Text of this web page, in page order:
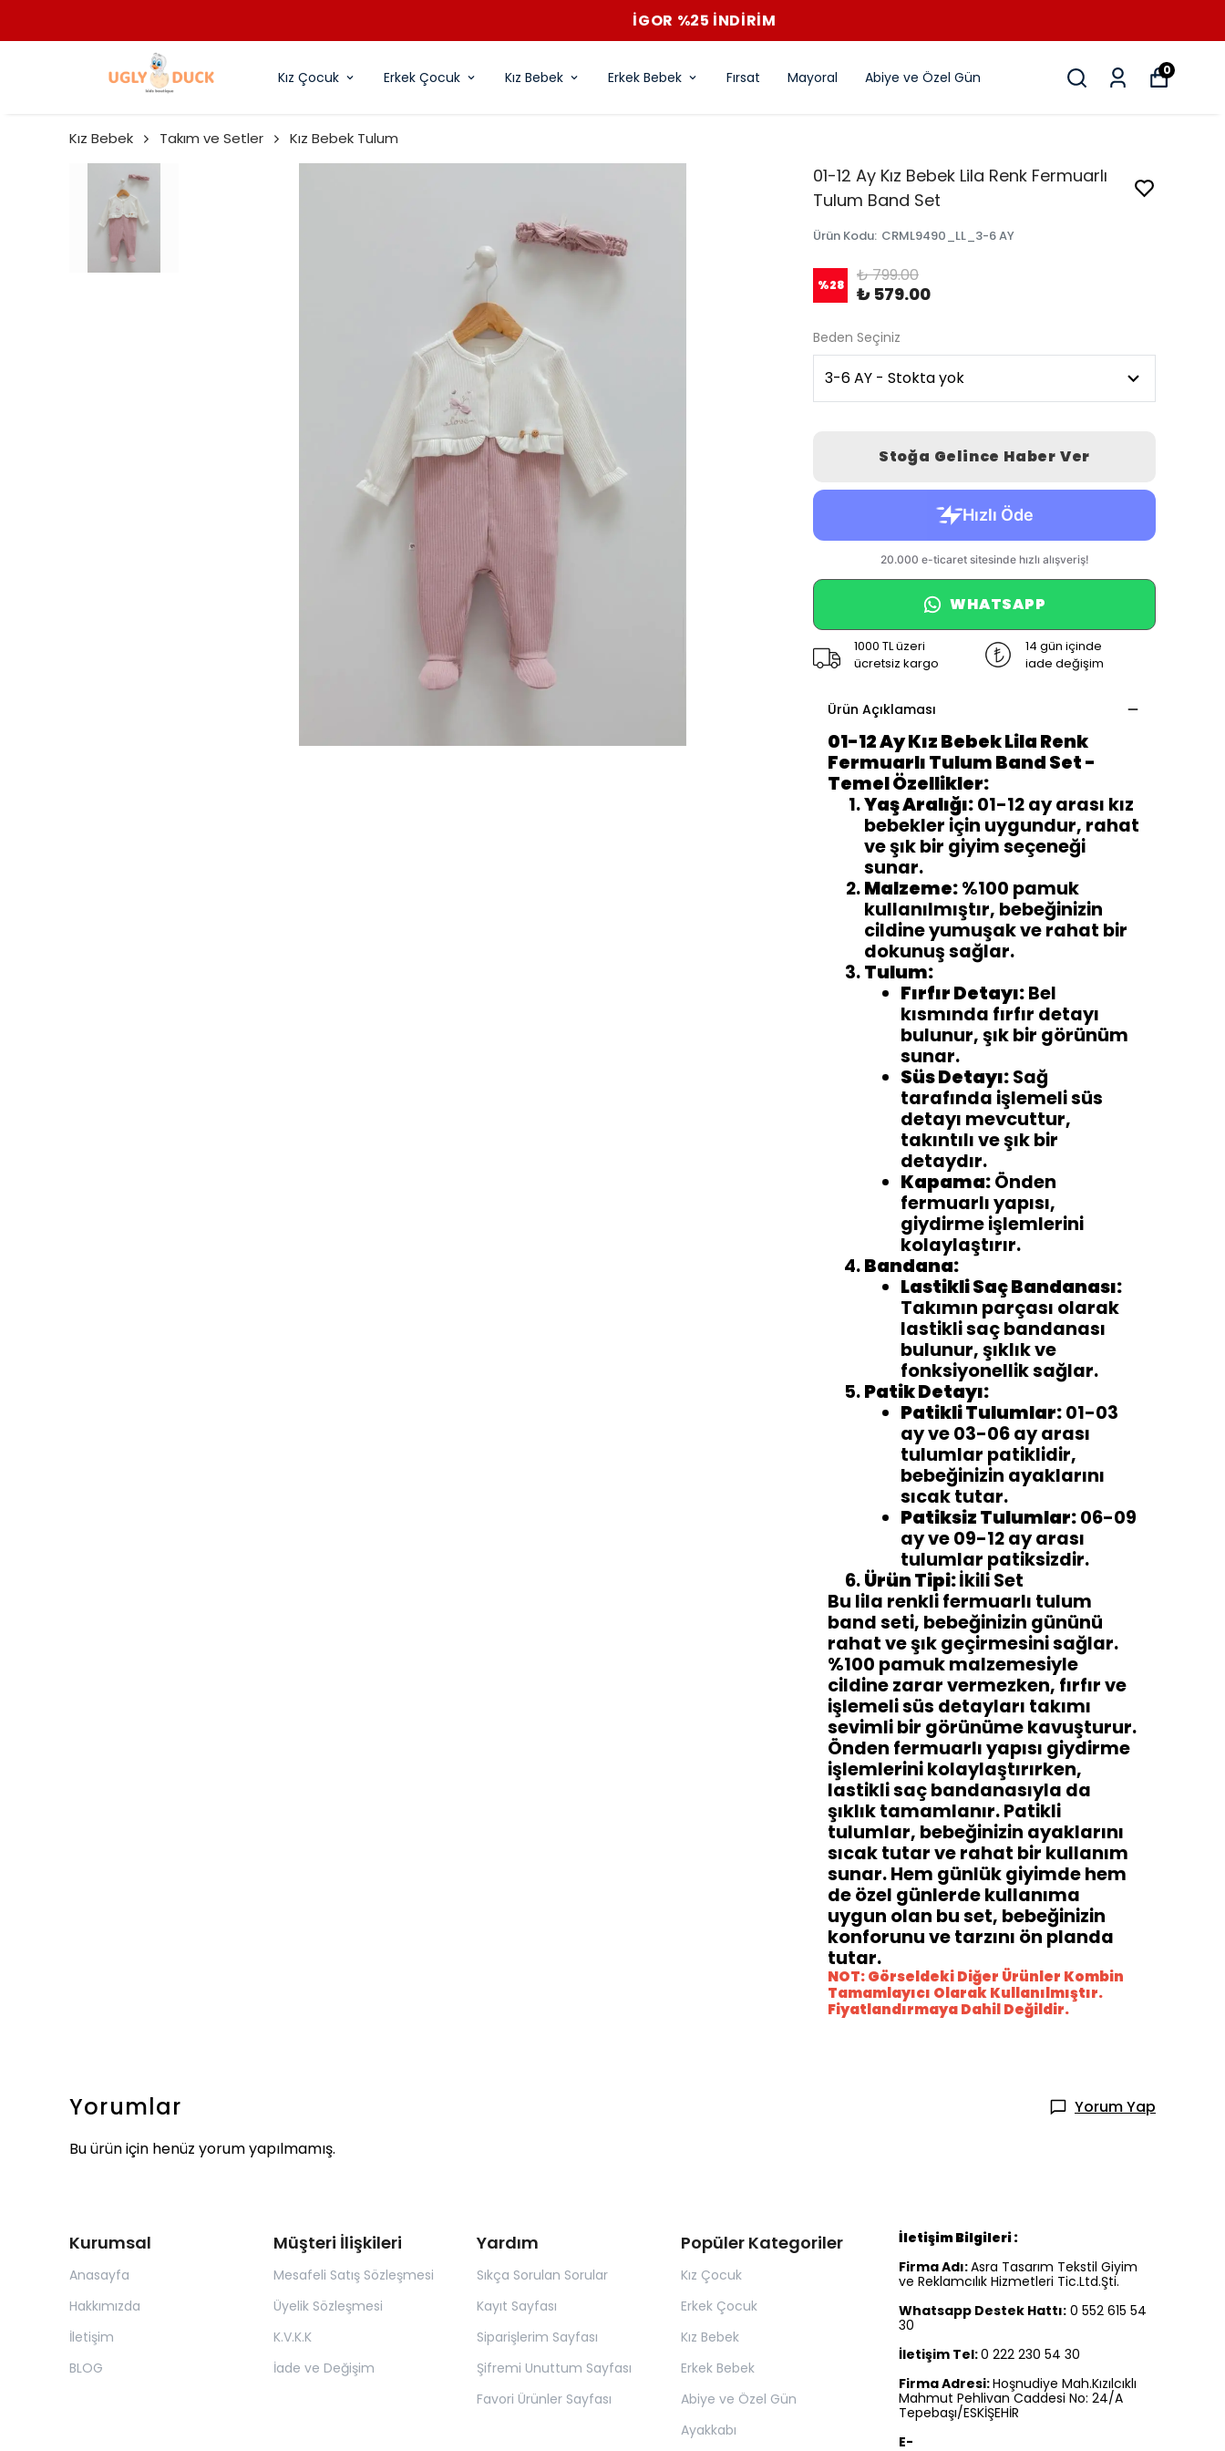
İGOR %25 İNDİRİM
Kız Çocuk Erkek Çocuk Kız Bebek Erkek Bebek Fırsat Mayoral Abiye ve Özel Gün 0
Kız Bebek Takım ve Setler Kız Bebek Tulum
01-12 Ay Kız Bebek Lila Renk Fermuarlı
Tulum Band Set
Ürün Kodu: CRML9490_LL_3-6 AY
%28 ₺ 799.00
₺ 579.00
Beden Seçiniz
Stoğa Gelince Haber Ver
WHATSAPP
1000 TL üzeri
ücretsiz kargo
14 gün içinde
iade değişim
Ürün Açıklaması
01-12 Ay Kız Bebek Lila Renk
Fermuarlı Tulum Band Set -
Temel Özellikler:
Yaş Aralığı:01-12 ay arası kız
bebekler için uygundur, rahat
ve şık bir giyim seçeneği
sunar.
Malzeme:%100 pamuk
kullanılmıştır, bebeğinizin
cildine yumuşak ve rahat bir
dokunuş sağlar.
Tulum:
Fırfır Detayı:Bel
kısmında fırfır detayı
bulunur, şık bir görünüm
sunar.
Süs Detayı:Sağ
tarafında işlemeli süs
detayı mevcuttur,
takıntılı ve şık bir
detaydır.
Kapama:Önden
fermuarlı yapısı,
giydirme işlemlerini
kolaylaştırır.
Bandana:
Lastikli Saç Bandanası:
Takımın parçası olarak
lastikli saç bandanası
bulunur, şıklık ve
fonksiyonellik sağlar.
Patik Detayı:
Patikli Tulumlar:01-03
ay ve 03-06 ay arası
tulumlar patiklidir,
bebeğinizin ayaklarını
sıcak tutar.
Patiksiz Tulumlar:06-09
ay ve 09-12 ay arası
tulumlar patiksizdir.
Ürün Tipi:İkili Set
Bu lila renkli fermuarlı tulum
band seti, bebeğinizin gününü
rahat ve şık geçirmesini sağlar.
%100 pamuk malzemesiyle
cildine zarar vermezken, fırfır ve
işlemeli süs detayları takımı
sevimli bir görünüme kavuşturur.
Önden fermuarlı yapısı giydirme
işlemlerini kolaylaştırırken,
lastikli saç bandanasıyla da
şıklık tamamlanır. Patikli
tulumlar, bebeğinizin ayaklarını
sıcak tutar ve rahat bir kullanım
sunar. Hem günlük giyimde hem
de özel günlerde kullanıma
uygun olan bu set, bebeğinizin
konforunu ve tarzını ön planda
tutar.
NOT: Görseldeki Diğer Ürünler Kombin
Tamamlayıcı Olarak Kullanılmıştır.
Fiyatlandırmaya Dahil Değildir.
Yorumlar
Yorum Yap
Bu ürün için henüz yorum yapılmamış.
Kurumsal
Anasayfa
Hakkımızda
İletişim
BLOG
Müşteri İlişkileri
Mesafeli Satış Sözleşmesi
Üyelik Sözleşmesi
K.V.K.K
İade ve Değişim
Yardım
Sıkça Sorulan Sorular
Kayıt Sayfası
Siparişlerim Sayfası
Şifremi Unuttum Sayfası
Favori Ürünler Sayfası
Popüler Kategoriler
Kız Çocuk
Erkek Çocuk
Kız Bebek
Erkek Bebek
Abiye ve Özel Gün
Ayakkabı
İletişim Bilgileri :
Firma Adı:Asra Tasarım Tekstil Giyim
ve Reklamcılık Hizmetleri Tic.Ltd.Şti.
Whatsapp Destek Hattı: 0 552 615 54
30
İletişim Tel:0 222 230 54 30
Firma Adresi:Hoşnudiye Mah.Kızılcıklı
Mahmut Pehlivan Caddesi No: 24/A
Tepebaşı/ESKİŞEHİR
E-